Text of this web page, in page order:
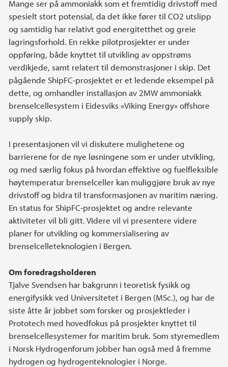
Mange ser på ammoniakk som et fremtidig drivstoff med
spesielt stort potensial, da det ikke fører til CO2 utslipp
og samtidig har relativt god energitetthet og greie
lagringsforhold. En rekke pilotprosjekter er under
oppføring, både knyttet til utvikling av oppstrøms
verdikjede, samt relatert til demonstrasjoner i skip. Det
pågående ShipFC-prosjektet er et ledende eksempel på
dette, og omhandler installasjon av 2MW ammoniakk
brenselcellesystem i Eidesviks «Viking Energy» offshore
supply skip.
I presentasjonen vil vi diskutere mulighetene og
barrierene for de nye løsningene som er under utvikling,
og med særlig fokus på hvordan effektive og fuelfleksible
høytemperatur brenselceller kan muliggjøre bruk av nye
drivstoff og bidra til transformasjonen av maritim næring.
En status for ShipFC-prosjektet og andre relevante
aktiviteter vil bli gitt. Videre vil vi presentere videre
planer for utvikling og kommersialisering av
brenselcelleteknologien i Bergen.
Om foredragsholderen
Tjalve Svendsen har bakgrunn i teoretisk fysikk og
energifysikk ved Universitetet i Bergen (MSc.), og har de
siste åtte år jobbet som forsker og prosjektleder i
Prototech med hovedfokus på prosjekter knyttet til
brenselcellesystemer for maritim bruk. Som styremedlem
i Norsk Hydrogenforum jobber han også med å fremme
hydrogen og hydrogenteknologier i Norge.